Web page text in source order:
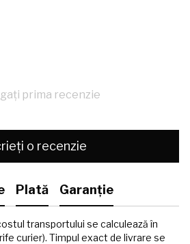
prima recenzie
o recenzie
Plată Garanție
transportului se calculează în
curier). Timpul exact de livrare se